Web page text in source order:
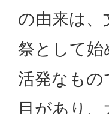
の由来は、
祭として
活発なも
目があり